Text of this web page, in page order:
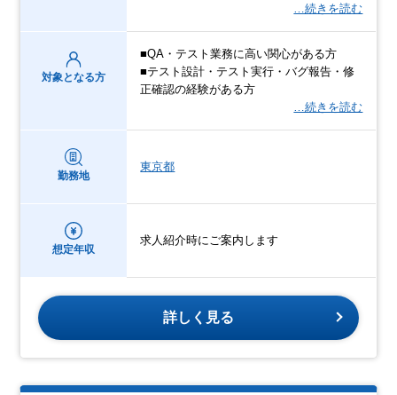
…続きを読む
対象となる方
■QA・テスト業務に高い関心がある方
■テスト設計・テスト実行・バグ報告・修
正確認の経験がある方
…続きを読む
勤務地
東京都
想定年収
求人紹介時にご案内します
詳しく見る